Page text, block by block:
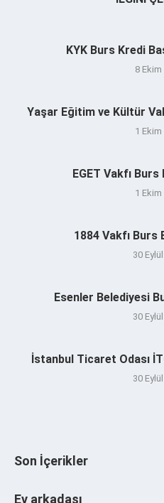
KYK Burs Kredi
8 Ekim
Yaşar Eğitim ve Kültür
1 Ekim
EGET Vakfı
1 Ekim
1884 Vakfı Burs
30
Esenler Belediyesi
30
İstanbul Ticaret Odası
30
Son İçerikler
Ev arkadaşı